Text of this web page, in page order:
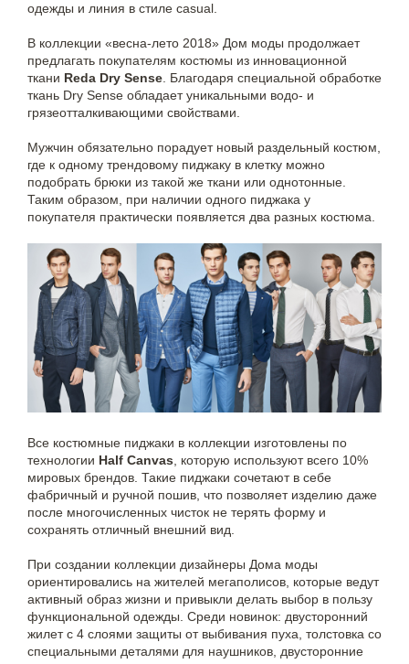
одежды и линия в стиле casual.
В коллекции «весна-лето 2018» Дом моды продолжает
предлагать покупателям костюмы из инновационной
ткани Reda Dry Sense . Благодаря специальной обработке
ткань Dry Sense обладает уникальными водо- и
грязеотталкивающими свойствами.
Мужчин обязательно порадует новый раздельный костюм,
где к одному трендовому пиджаку в клетку можно
подобрать брюки из такой же ткани или однотонные.
Таким образом, при наличии одного пиджака у
покупателя практически появляется два разных костюма.
Все костюмные пиджаки в коллекции изготовлены по
технологии Half Сanvas, которую используют всего 10%
мировых брендов. Такие пиджаки сочетают в себе
фабричный и ручной пошив, что позволяет изделию даже
после многочисленных чисток не терять форму и
сохранять отличный внешний вид.
При создании коллекции дизайнеры Дома моды
ориентировались на жителей мегаполисов, которые ведут
активный образ жизни и привыкли делать выбор в пользу
функциональной одежды. Среди новинок: двусторонний
жилет с 4 слоями защиты от выбивания пуха, толстовка со
специальными деталями для наушников, двусторонние